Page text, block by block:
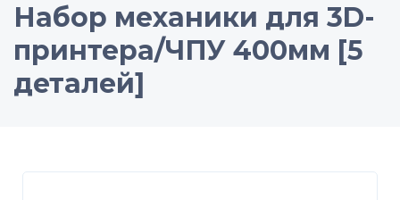
Набор механики для 3D-
принтера/ЧПУ 400мм [5
деталей]